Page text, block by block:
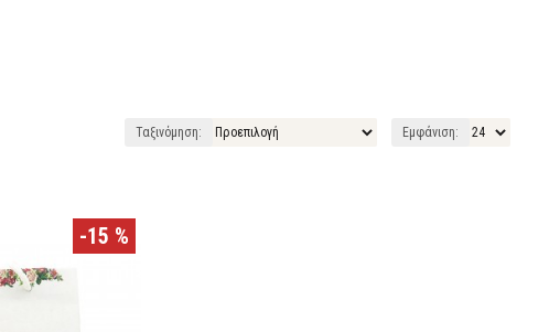
Ταξινόμηση: Εμφάνιση:
-15 %